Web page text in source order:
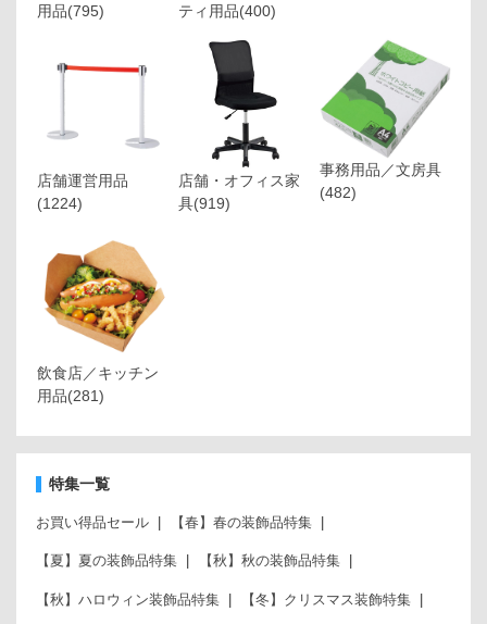
用品(795)
ティ用品(400)
店舗運営用品
(1224)
店舗・オフィス家
具(919)
事務用品／文房具
(482)
飲食店／キッチン
用品(281)
特集一覧
お買い得品セール 【春】春の装飾品特集
【夏】夏の装飾品特集 【秋】秋の装飾品特集
【秋】ハロウィン装飾品特集 【冬】クリスマス装飾特集